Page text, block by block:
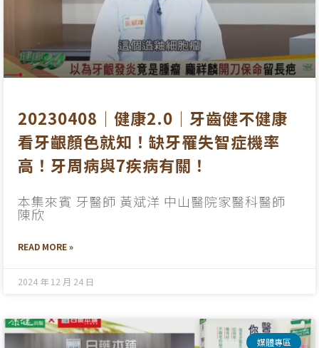
20230408│健康2.0│牙齒健不健康
看牙齦顏色就知！缺牙罹失智症機率
高！牙周病與7疾病有關！
本集來賓 牙醫師 黃斌洋 中山醫院家醫科醫師
陳欣
READ MORE »
2024 年 12 月 24 日
媒體專區